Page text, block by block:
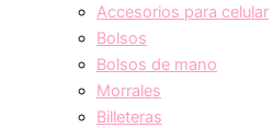
Accesorios para celular
Bolsos
Bolsos de mano
Morrales
Billeteras